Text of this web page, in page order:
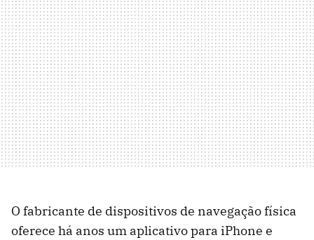
O fabricante de dispositivos de navegação física
oferece há anos um aplicativo para iPhone e